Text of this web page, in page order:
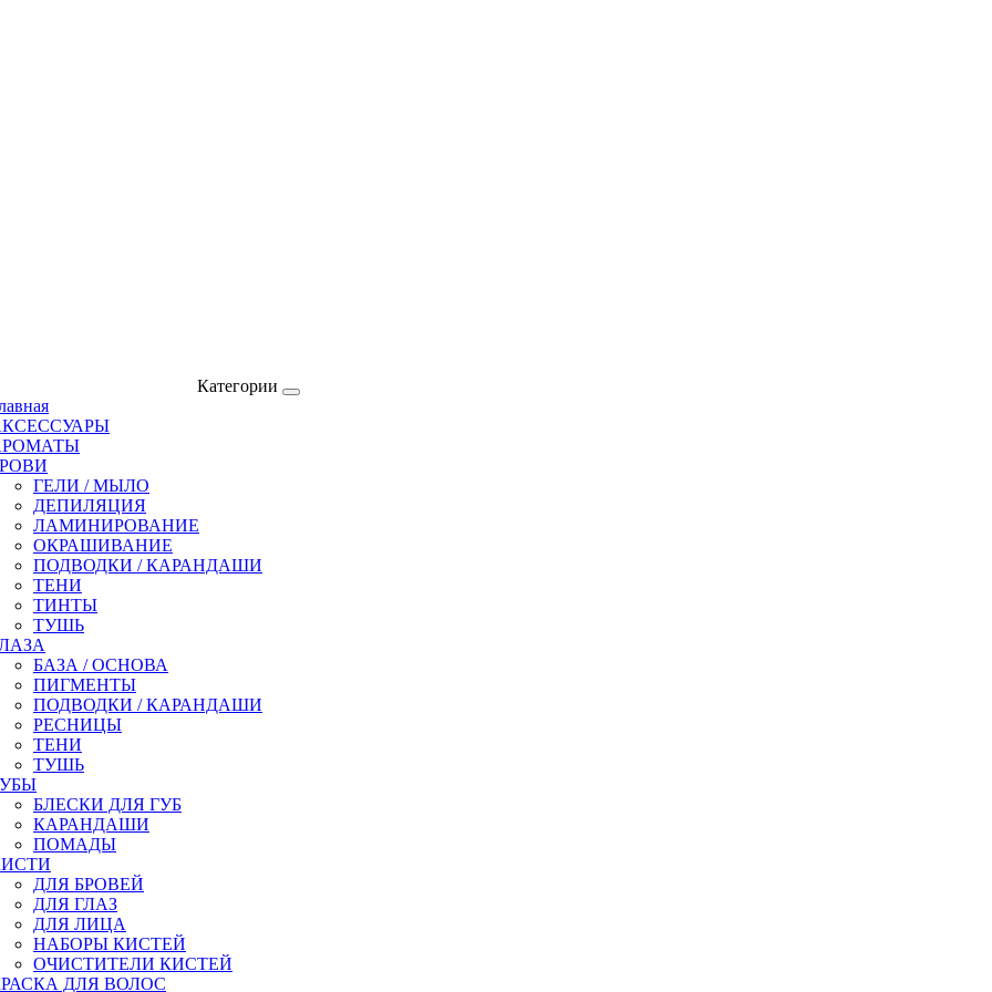
Категории
ГЕЛИ / МЫЛО
ДЕПИЛЯЦИЯ
ЛАМИНИРОВАНИЕ
ОКРАШИВАНИЕ
ПОДВОДКИ / КАРАНДАШИ
ТЕНИ
ТИНТЫ
ТУШЬ
БАЗА / ОСНОВА
ПИГМЕНТЫ
ПОДВОДКИ / КАРАНДАШИ
РЕСНИЦЫ
ТЕНИ
ТУШЬ
БЛЕСКИ ДЛЯ ГУБ
КАРАНДАШИ
ПОМАДЫ
ДЛЯ БРОВЕЙ
ДЛЯ ГЛАЗ
ДЛЯ ЛИЦА
НАБОРЫ КИСТЕЙ
ОЧИСТИТЕЛИ КИСТЕЙ
ДЛЯ ВОЛОС